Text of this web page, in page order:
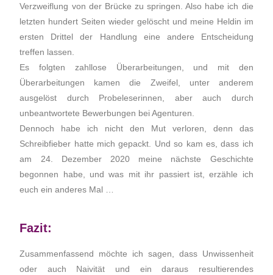
Verzweiflung von der Brücke zu springen. Also habe ich die
letzten hundert Seiten wieder gelöscht und meine Heldin im
ersten Drittel der Handlung eine andere Entscheidung
treffen lassen.
Es folgten zahllose Überarbeitungen, und mit den
Überarbeitungen kamen die Zweifel, unter anderem
ausgelöst durch Probeleserinnen, aber auch durch
unbeantwortete Bewerbungen bei Agenturen.
Dennoch habe ich nicht den Mut verloren, denn das
Schreibfieber hatte mich gepackt. Und so kam es, dass ich
am 24. Dezember 2020 meine nächste Geschichte
begonnen habe, und was mit ihr passiert ist, erzähle ich
euch ein anderes Mal …
Fazit:
Zusammenfassend möchte ich sagen, dass Unwissenheit
oder auch Naivität und ein daraus resultierendes